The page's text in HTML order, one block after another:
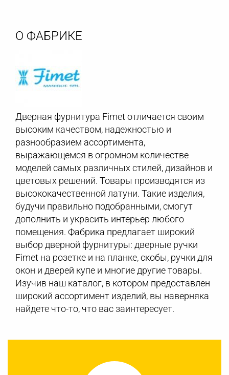
О ФАБРИКЕ
Дверная фурнитура Fimet отличается своим
высоким качеством, надежностью и
разнообразием ассортимента,
выражающемся в огромном количестве
моделей самых различных стилей, дизайнов и
цветовых решений. Товары производятся из
высококачественной латуни. Такие изделия,
будучи правильно подобранными, смогут
дополнить и украсить интерьер любого
помещения. Фабрика предлагает широкий
выбор дверной фурнитуры: дверные ручки
Fimet на розетке и на планке, скобы, ручки для
окон и дверей купе и многие другие товары.
Изучив наш каталог, в котором предоставлен
широкий ассортимент изделий, вы наверняка
найдете что-то, что вас заинтересует.